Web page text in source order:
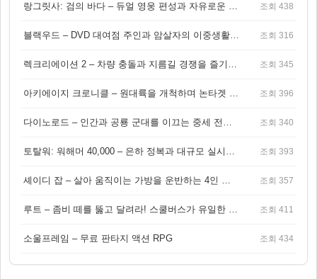
랑그릿사: 검의 바다 – 듀얼 영웅 편성과 자유로운 탐험을 결합한 판타지 전략 RPG 조회 438
블랙우드 – DVD 대여점 주인과 암살자의 이중생활을 그린 3인칭 액션 스릴러 게임 조회 316
렉크리에이션 2 – 차량 충돌과 지름길 경쟁을 즐기는 오픈월드 아케이드 레이싱 게임 조회 345
아키에이지 크로니클 – 원대륙을 개척하며 논타겟 전투를 즐기는 오픈월드 MMORPG 조회 396
다이노로드 – 인간과 공룡 군대를 이끄는 중세 전략 액션 RPG 조회 340
토탈워: 워해머 40,000 – 은하 정복과 대규모 실시간 전투가 결합된 전략 게임! 조회 393
셰이디 잡 – 살아 움직이는 가방을 운반하는 4인 협동 물리 어드벤처 게임 조회 357
루트 – 좀비 떼를 뚫고 달려라! 스쿨버스가 유일한 집이 되는 4인 협동 생존 게임 조회 411
소울프레임 – 무료 판타지 액션 RPG 조회 434